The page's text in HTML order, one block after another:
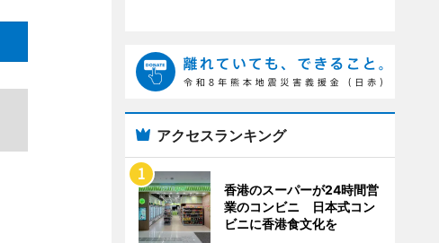
アクセスランキング
香港のスーパーが24時間営
業のコンビニ 日本式コン
ビニに香港食文化を